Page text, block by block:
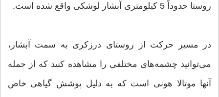
روستا حدوداً 5 کیلومتری آبشار لوشکی واقع شده است.
در مسیر حرکت از روستای درزکری به سمت آبشار،
می‌توانید چشمه‌های مختلفی را مشاهده کنید که از جمله
آنها موتالا هونی است که به دلیل پوشش گیاهی خاص